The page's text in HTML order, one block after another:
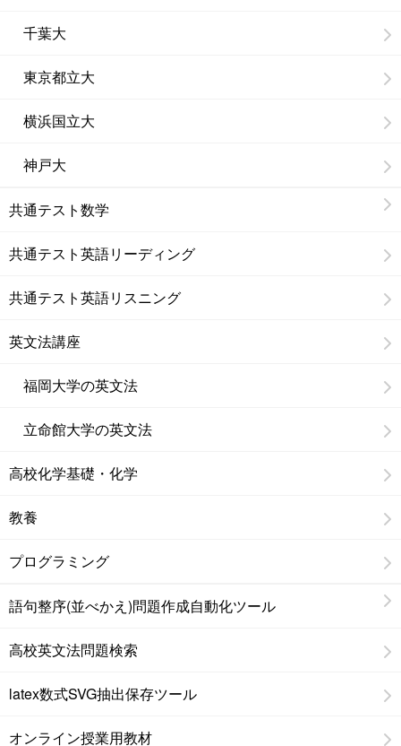
千葉大
東京都立大
横浜国立大
神戸大
共通テスト数学
共通テスト英語リーディング
共通テスト英語リスニング
英文法講座
福岡大学の英文法
立命館大学の英文法
高校化学基礎・化学
教養
プログラミング
語句整序(並べかえ)問題作成自動化ツール
高校英文法問題検索
latex数式SVG抽出保存ツール
オンライン授業用教材